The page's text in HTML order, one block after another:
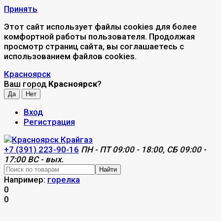
Принять
Этот сайт использует файлы cookies для более
комфортной работы пользователя. Продолжая
просмотр страниц сайта, вы соглашаетесь с
использованием файлов cookies.
Красноярск
Ваш город Красноярск?
Вход
Регистрация
+7 (391) 223-90-16 ПН - ПТ 09:00 - 18:00, СБ 09:00 -
17:00 ВС - вых.
Найти
Например: горелка
0
0